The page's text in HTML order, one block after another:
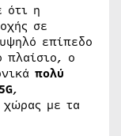
ότι η
σε
επίπεδο
πλαίσιο, ο
πολύ
,
χώρας με τα